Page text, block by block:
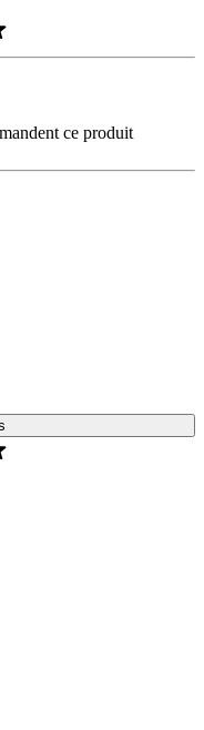
ce produit